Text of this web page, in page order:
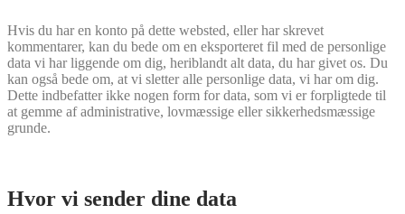
Hvis du har en konto på dette websted, eller har skrevet
kommentarer, kan du bede om en eksporteret fil med de personlige
data vi har liggende om dig, heriblandt alt data, du har givet os. Du
kan også bede om, at vi sletter alle personlige data, vi har om dig.
Dette indbefatter ikke nogen form for data, som vi er forpligtede til
at gemme af administrative, lovmæssige eller sikkerhedsmæssige
grunde.
Hvor vi sender dine data